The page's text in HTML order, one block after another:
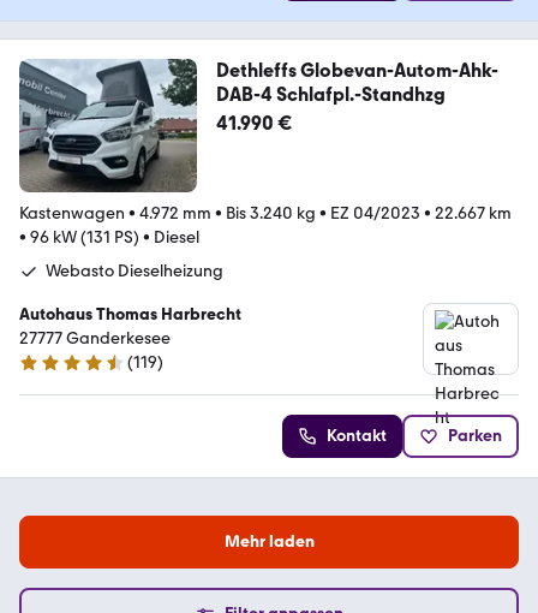
Dethleffs Globevan-Autom-Ahk-
DAB-4 Schlafpl.-Standhzg
41.990 €
Kastenwagen • 4.972 mm • Bis 3.240 kg • EZ 04/2023 • 22.667 km
• 96 kW (131 PS) • Diesel
Webasto Dieselheizung
Autohaus Thomas Harbrecht
27777 Ganderkesee
4.6 Sterne
(119)
Kontakt Parken
Mehr laden